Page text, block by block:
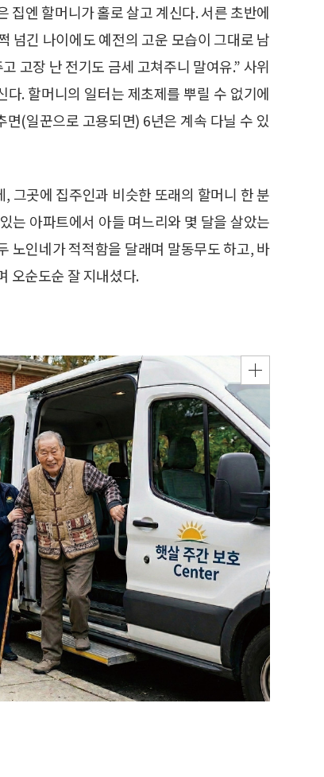
집엔 할머니가 홀로 살고 계신다. 서른 초반에
넘긴 나이에도 예전의 고운 모습이 그대로 남
고장 난 전기도 금세 고쳐주니 말여유.” 사위
. 할머니의 일터는 제초제를 뿌릴 수 없기에
(일꾼으로 고용되면) 6년은 계속 다닐 수 있
그곳에 집주인과 비슷한 또래의 할머니 한 분
는 아파트에서 아들 며느리와 몇 달을 살았는
노인네가 적적함을 달래며 말동무도 하고, 바
오순도순 잘 지내셨다.